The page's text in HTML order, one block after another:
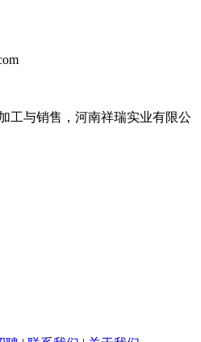
工与销售，河南祥瑞实业有限公